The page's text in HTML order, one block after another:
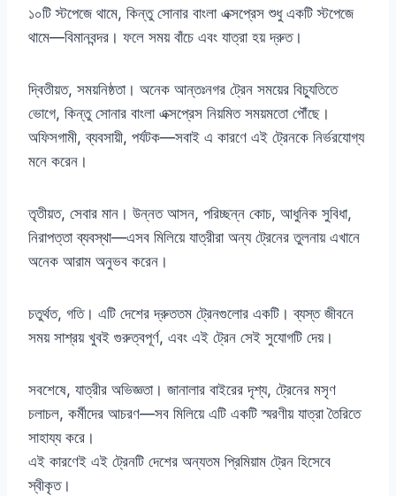
১০টি স্টপেজে থামে, কিন্তু সোনার বাংলা এক্সপ্রেস শুধু একটি স্টপেজে
থামে—বিমানবন্দর। ফলে সময় বাঁচে এবং যাত্রা হয় দ্রুত।
দ্বিতীয়ত, সময়নিষ্ঠতা। অনেক আন্তঃনগর ট্রেন সময়ের বিচ্যুতিতে
ভোগে, কিন্তু সোনার বাংলা এক্সপ্রেস নিয়মিত সময়মতো পৌঁছে।
অফিসগামী, ব্যবসায়ী, পর্যটক—সবাই এ কারণে এই ট্রেনকে নির্ভরযোগ্য
মনে করেন।
তৃতীয়ত, সেবার মান। উন্নত আসন, পরিচ্ছন্ন কোচ, আধুনিক সুবিধা,
নিরাপত্তা ব্যবস্থা—এসব মিলিয়ে যাত্রীরা অন্য ট্রেনের তুলনায় এখানে
অনেক আরাম অনুভব করেন।
চতুর্থত, গতি। এটি দেশের দ্রুততম ট্রেনগুলোর একটি। ব্যস্ত জীবনে
সময় সাশ্রয় খুবই গুরুত্বপূর্ণ, এবং এই ট্রেন সেই সুযোগটি দেয়।
সবশেষে, যাত্রীর অভিজ্ঞতা। জানালার বাইরের দৃশ্য, ট্রেনের মসৃণ
চলাচল, কর্মীদের আচরণ—সব মিলিয়ে এটি একটি স্মরণীয় যাত্রা তৈরিতে
সাহায্য করে।
এই কারণেই এই ট্রেনটি দেশের অন্যতম প্রিমিয়াম ট্রেন হিসেবে
স্বীকৃত।